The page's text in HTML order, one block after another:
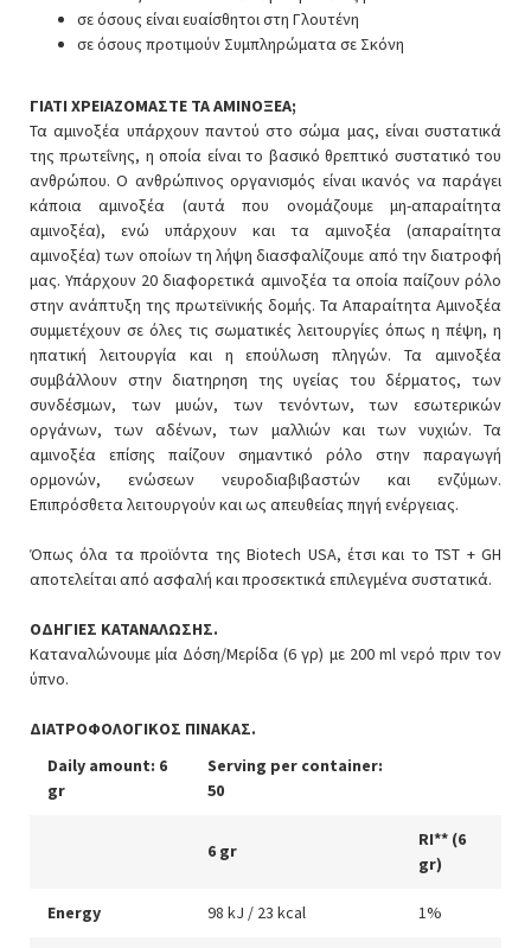
σε όσους είναι ευαίσθητοι στη Γλουτένη
σε όσους προτιμούν Συμπληρώματα σε Σκόνη
ΓΙΑΤΙ ΧΡΕΙΑΖΟΜΑΣΤΕ ΤΑ ΑΜΙΝΟΞΕΑ;
Τα αμινοξέα υπάρχουν παντού στο σώμα μας, είναι συστατικά
της πρωτεΐνης, η οποία είναι το βασικό θρεπτικό συστατικό του
ανθρώπου. Ο ανθρώπινος οργανισμός είναι ικανός να παράγει
κάποια αμινοξέα (αυτά που ονομάζουμε μη-απαραίτητα
αμινοξέα), ενώ υπάρχουν και τα αμινοξέα (απαραίτητα
αμινοξέα) των οποίων τη λήψη διασφαλίζουμε από την διατροφή
μας. Υπάρχουν 20 διαφορετικά αμινοξέα τα οποία παίζουν ρόλο
στην ανάπτυξη της πρωτεϊνικής δομής. Τα Απαραίτητα Αμινοξέα
συμμετέχουν σε όλες τις σωματικές λειτουργίες όπως η πέψη, η
ηπατική λειτουργία και η επούλωση πληγών. Τα αμινοξέα
συμβάλλουν στην διατηρηση της υγείας του δέρματος, των
συνδέσμων, των μυών, των τενόντων, των εσωτερικών
οργάνων, των αδένων, των μαλλιών και των νυχιών. Τα
αμινοξέα επίσης παίζουν σημαντικό ρόλο στην παραγωγή
ορμονών, ενώσεων νευροδιαβιβαστών και ενζύμων.
Επιπρόσθετα λειτουργούν και ως απευθείας πηγή ενέργειας.
Όπως όλα τα προϊόντα της Biotech USA, έτσι και το TST + GH
αποτελείται από ασφαλή και προσεκτικά επιλεγμένα συστατικά.
ΟΔΗΓΙΕΣ ΚΑΤΑΝΑΛΩΣΗΣ.
Καταναλώνουμε μία Δόση/Μερίδα (6 γρ) με 200 ml νερό πριν τον
ύπνο.
ΔΙΑΤΡΟΦΟΛΟΓΙΚΟΣ ΠΙΝΑΚΑΣ.
Daily amount: 6
gr
Serving per container:
50
6 gr
RI** (6
gr)
Energy 98 kJ / 23 kcal 1%